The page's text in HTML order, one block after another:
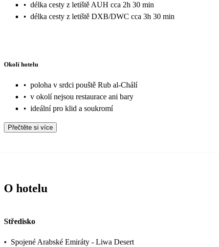
• délka cesty z letiště AUH cca 2h 30 min
• délka cesty z letiště DXB/DWC cca 3h 30 min
Okolí hotelu
• poloha v srdci pouště Rub al-Chálí
• v okolí nejsou restaurace ani bary
• ideální pro klid a soukromí
Přečtěte si více
O hotelu
Středisko
• Spojené Arabské Emiráty - Liwa Desert